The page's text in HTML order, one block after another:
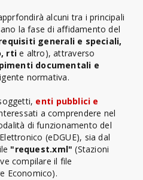
alcuni tra i principali
la fase di affidamento del
generali e speciali,
rtie altro), attraverso
documentali e
normativa.
enti pubblici e
a comprendere nel
di funzionamento del
(eDGUE), sia dal
"request.xml" (Stazioni
compilare il file
Economico).